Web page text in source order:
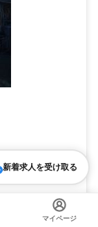
新着求人を受け取る
マイページ